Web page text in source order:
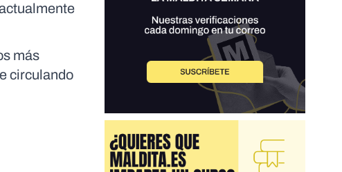
más
circulando